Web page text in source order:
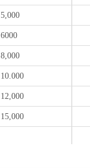
5,000
6000
8,000
10.000
12,000
15,000